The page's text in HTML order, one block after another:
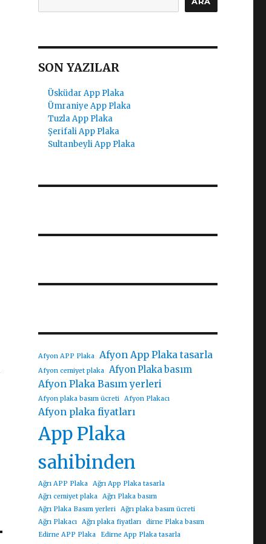
SON YAZILAR
Üsküdar App Plaka
Ümraniye App Plaka
Tuzla App Plaka
Şerifali App Plaka
Sultanbeyli App Plaka
Afyon APP Plaka Afyon App Plaka tasarla
Afyon cemiyet plaka
Afyon Plaka basım
Afyon Plaka Basım yerleri
Afyon plaka basım ücreti Afyon Plakacı
Afyon plaka fiyatları
App Plaka
sahibinden
Ağrı APP Plaka
Ağrı App Plaka tasarla
Ağrı cemiyet plaka
Ağrı Plaka basım
Ağrı Plaka Basım yerleri
Ağrı plaka basım ücreti
Ağrı Plakacı
Ağrı plaka fiyatları
dirne Plaka basım
Edirne APP Plaka
Edirne App Plaka tasarla